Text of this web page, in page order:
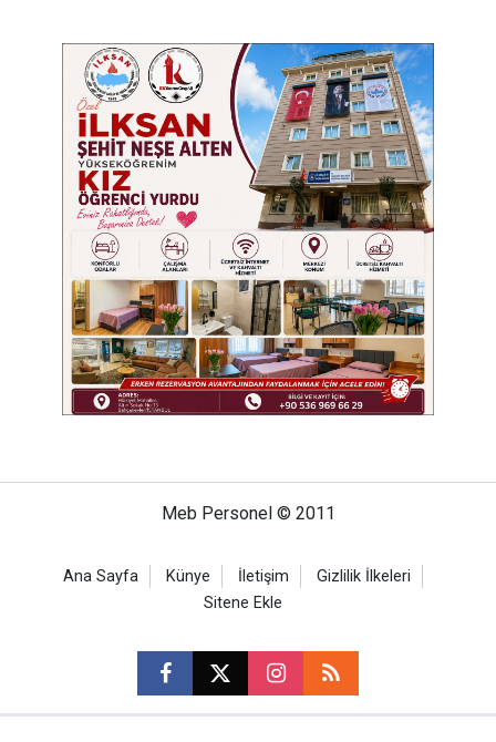
Meb Personel © 2011
Ana Sayfa Künye İletişim
Gizlilik İlkeleri
Sitene Ekle